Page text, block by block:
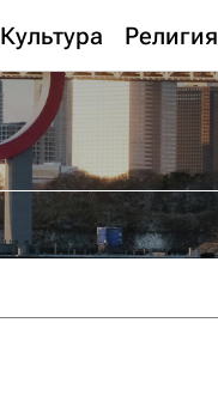
Культура Религия